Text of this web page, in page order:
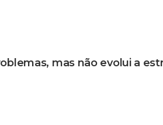
mas não evolui a